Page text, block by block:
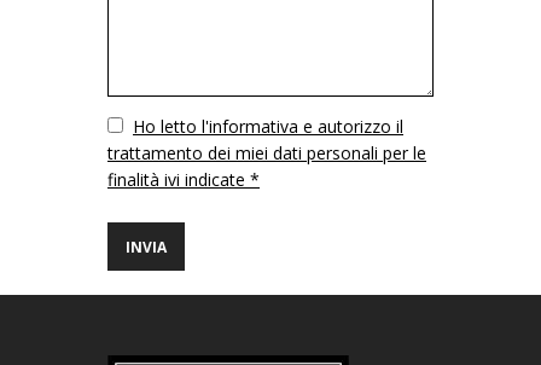
VuotoHo letto l'informativa e autorizzo il
trattamento dei miei dati personali per le
finalità ivi indicate *